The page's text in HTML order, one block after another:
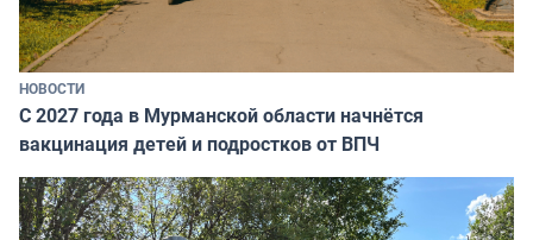
НОВОСТИ
С 2027 года в Мурманской области начнётся
вакцинация детей и подростков от ВПЧ